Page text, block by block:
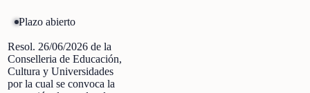
Plazo abierto
Resol. 26/06/2026 de la
Conselleria de Educación,
Cultura y Universidades
por la cual se convoca la